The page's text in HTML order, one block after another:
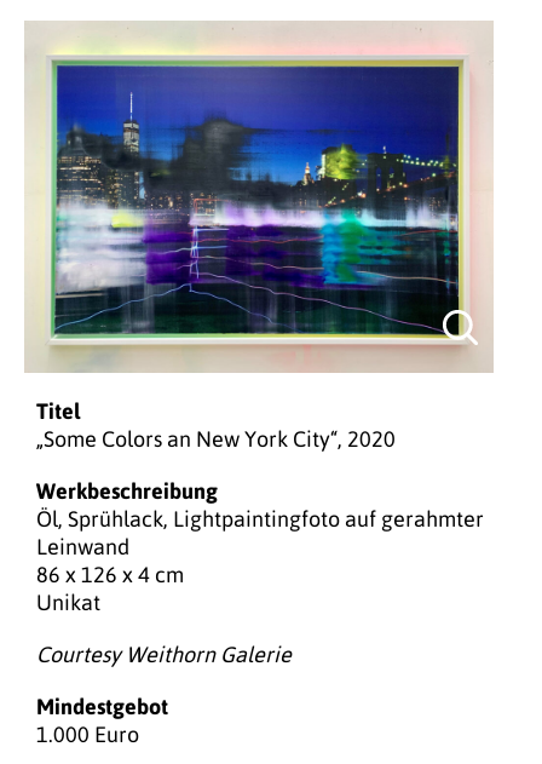
Titel
„Some Colors an New York City“, 2020
Werkbeschreibung
Öl, Sprühlack, Lightpaintingfoto auf gerahmter
Leinwand
86 x 126 x 4 cm
Unikat
Courtesy Weithorn Galerie
Mindestgebot
1.000 Euro